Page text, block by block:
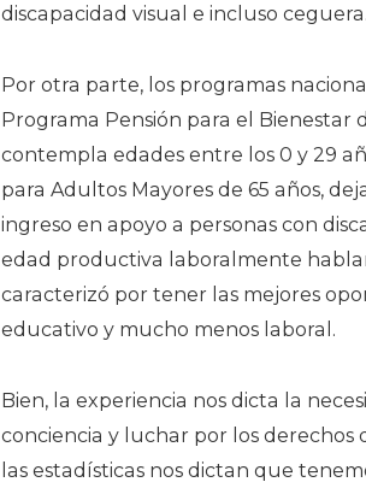
discapacidad visual e incluso ceguera.
Por otra parte, los programas
Programa Pensión para el Bienestar
contempla edades entre los 0 y 29
para Adultos Mayores de 65 años,
ingreso en apoyo a personas con
edad productiva laboralmente
caracterizó por tener las mejores
educativo y mucho menos laboral.
Bien, la experiencia nos dicta la
conciencia y luchar por los derechos
las estadísticas nos dictan que